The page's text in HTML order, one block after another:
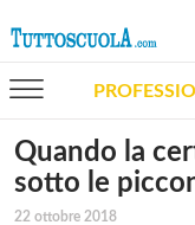
Quando la
sotto le
22 ottobre 2018